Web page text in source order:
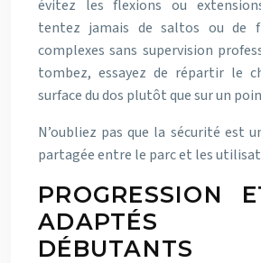
évitez les flexions ou
tentez jamais de saltos ou de
complexes sans supervision
tombez, essayez de répartir le
surface du dos plutôt que sur un
N’oubliez pas que la sécurité est
partagée entre le parc et les
PROGRESSION
ADAPTÉS
DÉBUTANTS